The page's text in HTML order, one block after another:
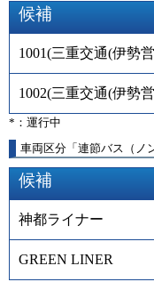
候補
1001(三重交通(伊勢
1002(三重交通(伊勢
*：運行中
車両区分「連節バス（ノ
候補
神都ライナー
GREEN LINER